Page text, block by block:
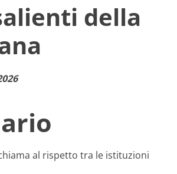
della
al rispetto tra le istituzioni